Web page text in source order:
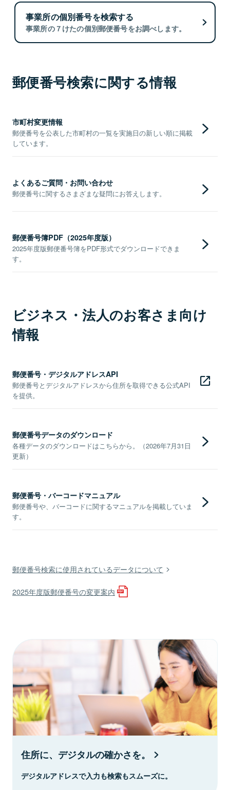
事業所の個別番号を検索する
事業所の７けたの個別郵便番号をお調べします。
郵便番号検索に関する情報
市町村変更情報
郵便番号を公表した市町村の一覧を実施日の新しい順に掲載
しています。
よくあるご質問・お問い合わせ
郵便番号に関するさまざまな疑問にお答えします。
郵便番号簿PDF（2025年度版）
2025年度版郵便番号簿をPDF形式でダウンロードできま
す。
ビジネス・法人のお客さま向け
情報
郵便番号・デジタルアドレスAPI
郵便番号とデジタルアドレスから住所を取得できる公式API
を提供。
郵便番号データのダウンロード
各種データのダウンロードはこちらから。（2026年7月31日
更新）
郵便番号・バーコードマニュアル
郵便番号や、バーコードに関するマニュアルを掲載していま
す。
郵便番号検索に使用されているデータについて
2025年度版郵便番号の変更案内
住所に、デジタルの確かさを。
デジタルアドレスで入力も検索もスムーズに。